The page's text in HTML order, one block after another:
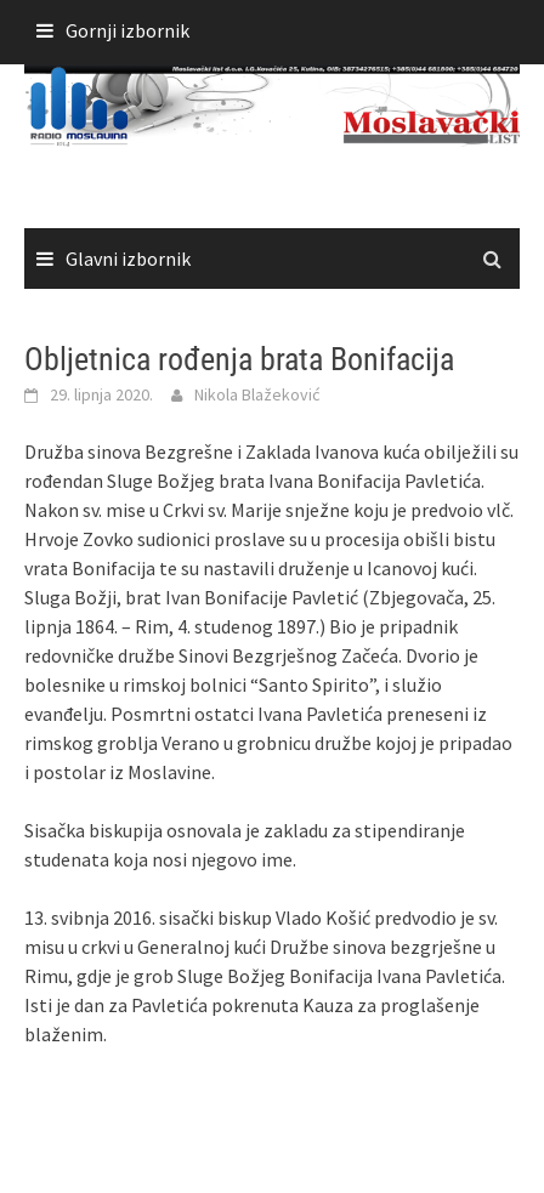
sadržaja
Gornji izbornik
Glavni izbornik
Obljetnica rođenja brata Bonifacija
29. lipnja 2020. Nikola Blažeković
Družba sinova Bezgrešne i Zaklada Ivanova kuća obilježili su
rođendan Sluge Božjeg brata Ivana Bonifacija Pavletića.
Nakon sv. mise u Crkvi sv. Marije snježne koju je predvoio vlč.
Hrvoje Zovko sudionici proslave su u procesija obišli bistu
vrata Bonifacija te su nastavili druženje u Icanovoj kući.
Sluga Božji, brat Ivan Bonifacije Pavletić (Zbjegovača, 25.
lipnja 1864. – Rim, 4. studenog 1897.) Bio je pripadnik
redovničke družbe Sinovi Bezgrješnog Začeća. Dvorio je
bolesnike u rimskoj bolnici “Santo Spirito”, i služio
evanđelju. Posmrtni ostatci Ivana Pavletića preneseni iz
rimskog groblja Verano u grobnicu družbe kojoj je pripadao
i postolar iz Moslavine.
Sisačka biskupija osnovala je zakladu za stipendiranje
studenata koja nosi njegovo ime.
13. svibnja 2016. sisački biskup Vlado Košić predvodio je sv.
misu u crkvi u Generalnoj kući Družbe sinova bezgrješne u
Rimu, gdje je grob Sluge Božjeg Bonifacija Ivana Pavletića.
Isti je dan za Pavletića pokrenuta Kauza za proglašenje
blaženim.